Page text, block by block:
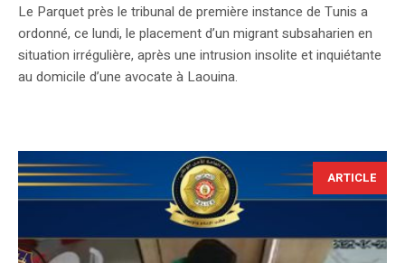
Le Parquet près le tribunal de première instance de Tunis a
ordonné, ce lundi, le placement d’un migrant subsaharien en
situation irrégulière, après une intrusion insolite et inquiétante
au domicile d’une avocate à Laouina.
ARTICLE